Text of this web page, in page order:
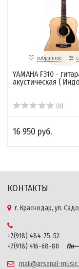
избранное
YAMAHA F310 -
акустическая (
(0)
16 950 руб.
КОНТАКТЫ
г. Краснодар, ул.
+7(918) 484-75-52
+7(918) 416-68-80
mail@arsenal-